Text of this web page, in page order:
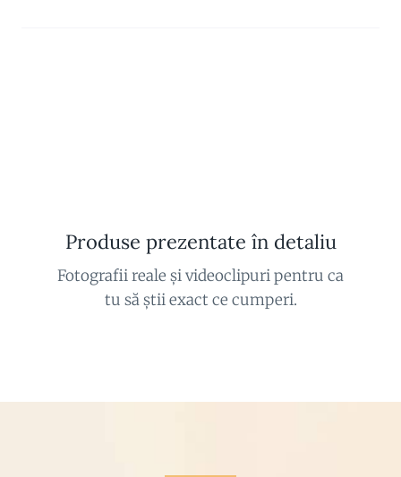
Produse prezentate în detaliu
Fotografii reale și videoclipuri pentru ca
tu să știi exact ce cumperi.